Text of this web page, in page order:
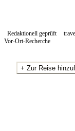
Redaktionell geprüft
Vor-Ort-Recherche
+ Zur Reise